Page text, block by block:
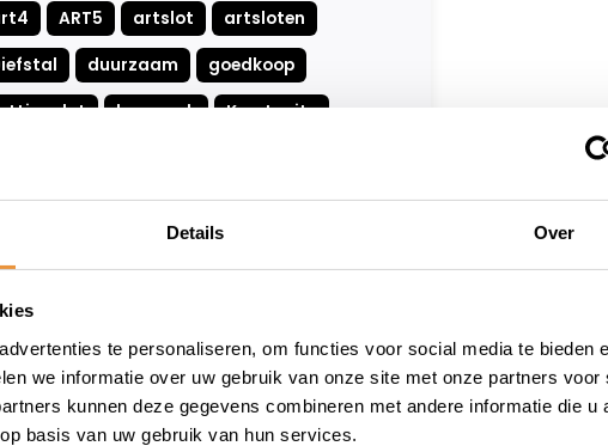
Details Over
te personaliseren, om functies voor social media te bieden
we informatie over uw gebruik van onze site met onze partners voor
kunnen deze gegevens combineren met andere informatie die u
basis van uw gebruik van hun services.
ART5 artslot artsloten
duurzaam goedkoop
keurmerk Kryptonite
scooterslot Sinterklaas
Vloeranker